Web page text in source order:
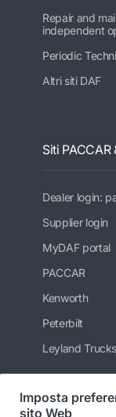
Repair and
independent
Periodic
Altri siti DAF
Siti PACCAR
Dealer login:
Supplier login
MyDAF portal
PACCAR
Kenworth
Peterbilt
Leyland
Imposta
sito Web